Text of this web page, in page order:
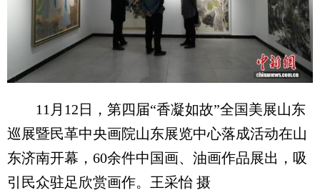
11月12日，第四届“香凝如故”全国美展山东
巡展暨民革中央画院山东展览中心落成活动在山
东济南开幕，60余件中国画、油画作品展出，吸
引民众驻足欣赏画作。王采怡 摄